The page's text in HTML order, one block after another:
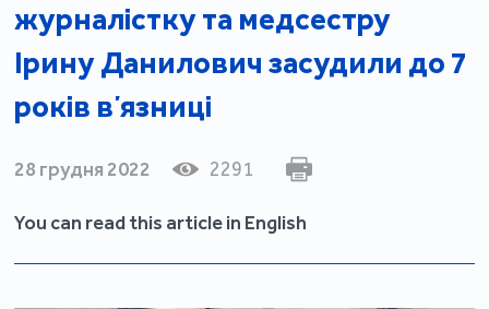
журналістку та медсестру
Ірину Данилович засудили до 7
років вʼязниці
28 грудня 2022 2291
You can read this article in English